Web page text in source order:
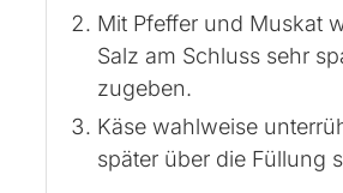
Mit Pfeffer und Muskat
Salz am Schluss sehr
zugeben.
Käse wahlweise
später über die Füllung